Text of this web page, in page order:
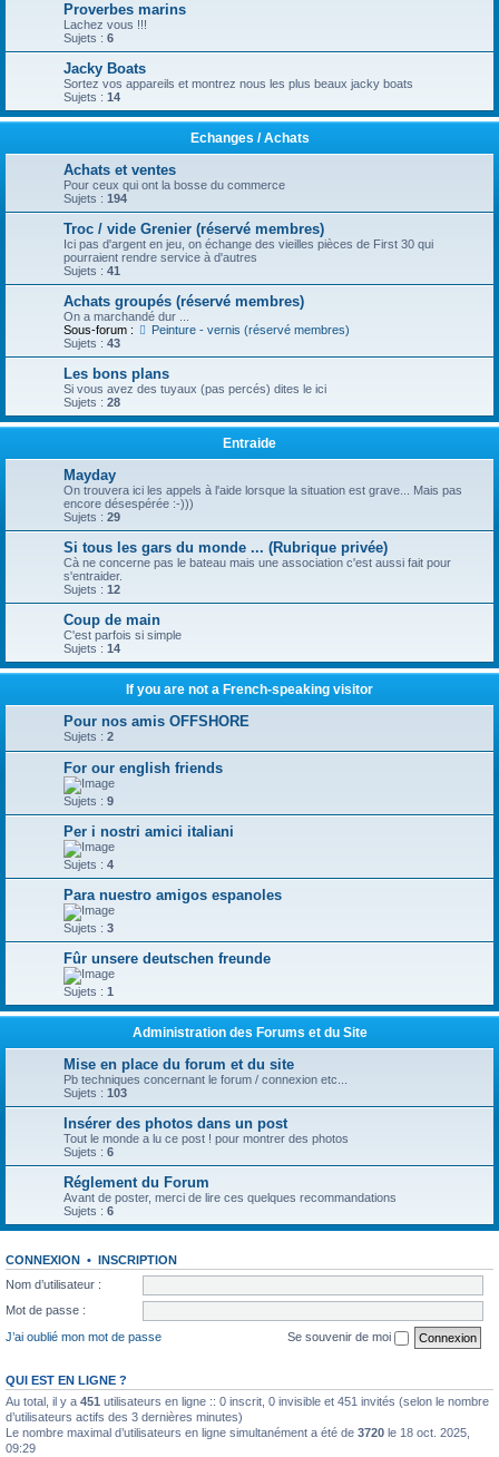
Proverbes marins
Lachez vous !!!
Sujets : 6
Jacky Boats
Sortez vos appareils et montrez nous les plus beaux jacky boats
Sujets : 14
Echanges / Achats
Achats et ventes
Pour ceux qui ont la bosse du commerce
Sujets : 194
Troc / vide Grenier (réservé membres)
Ici pas d'argent en jeu, on échange des vieilles pièces de First 30 qui
pourraient rendre service à d'autres
Sujets : 41
Achats groupés (réservé membres)
On a marchandé dur ...
Sous-forum :
Peinture - vernis (réservé membres)
Sujets : 43
Les bons plans
Si vous avez des tuyaux (pas percés) dites le ici
Sujets : 28
Entraide
Mayday
On trouvera ici les appels à l'aide lorsque la situation est grave... Mais pas
encore désespérée :-)))
Sujets : 29
Si tous les gars du monde ... (Rubrique privée)
Cà ne concerne pas le bateau mais une association c'est aussi fait pour
s'entraider.
Sujets : 12
Coup de main
C'est parfois si simple
Sujets : 14
If you are not a French-speaking visitor
Pour nos amis OFFSHORE
Sujets : 2
For our english friends
Sujets : 9
Per i nostri amici italiani
Sujets : 4
Para nuestro amigos espanoles
Sujets : 3
Fûr unsere deutschen freunde
Sujets : 1
Administration des Forums et du Site
Mise en place du forum et du site
Pb techniques concernant le forum / connexion etc...
Sujets : 103
Insérer des photos dans un post
Tout le monde a lu ce post ! pour montrer des photos
Sujets : 6
Réglement du Forum
Avant de poster, merci de lire ces quelques recommandations
Sujets : 6
CONNEXION • INSCRIPTION
Nom d’utilisateur :
Mot de passe :
J’ai oublié mon mot de passe
Se souvenir de moi
QUI EST EN LIGNE ?
Au total, il y a 451 utilisateurs en ligne :: 0 inscrit, 0 invisible et 451 invités (selon le nombre
d’utilisateurs actifs des 3 dernières minutes)
Le nombre maximal d’utilisateurs en ligne simultanément a été de 3720 le 18 oct. 2025,
09:29